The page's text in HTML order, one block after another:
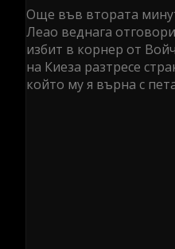
Още във втората
Леао веднага
избит в корнер от
на Киеза разтресе
който му я върна с